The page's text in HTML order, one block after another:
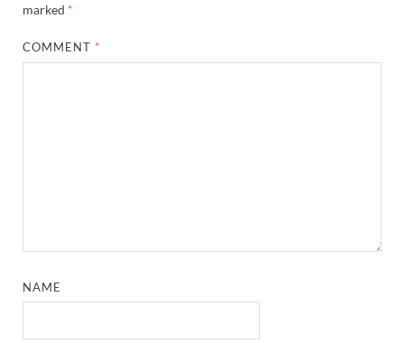
marked *
COMMENT *
NAME